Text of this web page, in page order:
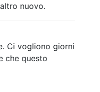
nuovo.
Ci vogliono giorni
che questo